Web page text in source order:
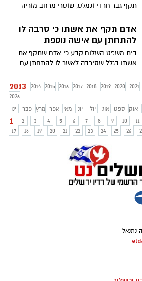
תקף גבר חרדי ונמלט, שוטרי מרחב מוריה
ולוחמי מג"ב עצרו את החשוד
אדם תקף את אשתו כי סרבה לו
להתחתן עם אישה נוספת
בית משפט השלום קבע כי אדם שתקף את
אשתו בגלל שסירבה לאשר לו להתחתן עם
על תנאי למשך שישה חודשים ופיצוי
למתלוננת בסך עשרת אלפים שקלים
2013 2014 2015 2016 2017 2018 2019 2020 2021
2026
ינו
פבר מרץ אפר מאי יונ יול אוג ספט אוק
1
2 3 4 5 6 7 8 9 10 11
17
18 19 20 21 22 23 24 25 26
נתנאל